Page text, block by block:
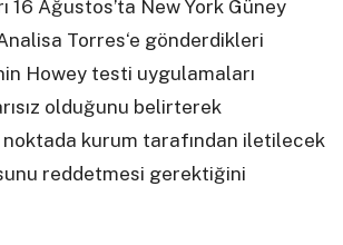
16 Ağustos’ta New York Güney
Torres‘e gönderdikleri
Howey testi uygulamaları
olduğunu belirterek
noktada kurum tarafından iletilecek
reddetmesi gerektiğini